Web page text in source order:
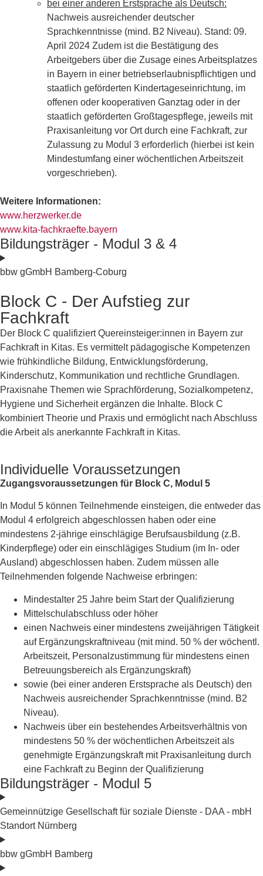
bei einer anderen Erstsprache als Deutsch:
Nachweis ausreichender deutscher
Sprachkenntnisse (mind. B2 Niveau). Stand: 09.
April 2024 Zudem ist die Bestätigung des
Arbeitgebers über die Zusage eines Arbeitsplatzes
in Bayern in einer betriebserlaubnispflichtigen und
staatlich geförderten Kindertageseinrichtung, im
offenen oder kooperativen Ganztag oder in der
staatlich geförderten Großtagespflege, jeweils mit
Praxisanleitung vor Ort durch eine Fachkraft, zur
Zulassung zu Modul 3 erforderlich (hierbei ist kein
Mindestumfang einer wöchentlichen Arbeitszeit
vorgeschrieben).
Weitere Informationen:
www.herzwerker.de
www.kita-fachkraefte.bayern
Bildungsträger - Modul 3 & 4
bbw gGmbH Bamberg-Coburg
Block C - Der Aufstieg zur
Fachkraft
Der Block C qualifiziert Quereinsteiger:innen in Bayern zur
Fachkraft in Kitas. Es vermittelt pädagogische Kompetenzen
wie frühkindliche Bildung, Entwicklungsförderung,
Kinderschutz, Kommunikation und rechtliche Grundlagen.
Praxisnahe Themen wie Sprachförderung, Sozialkompetenz,
Hygiene und Sicherheit ergänzen die Inhalte. Block C
kombiniert Theorie und Praxis und ermöglicht nach Abschluss
die Arbeit als anerkannte Fachkraft in Kitas.
Individuelle Voraussetzungen
Zugangsvoraussetzungen für Block C, Modul 5
In Modul 5 können Teilnehmende einsteigen, die entweder das
Modul 4 erfolgreich abgeschlossen haben oder eine
mindestens 2-jährige einschlägige Berufsausbildung (z.B.
Kinderpflege) oder ein einschlägiges Studium (im In- oder
Ausland) abgeschlossen haben. Zudem müssen alle
Teilnehmenden folgende Nachweise erbringen:
Mindestalter 25 Jahre beim Start der Qualifizierung
Mittelschulabschluss oder höher
einen Nachweis einer mindestens zweijährigen Tätigkeit
auf Ergänzungskraftniveau (mit mind. 50 % der wöchentl.
Arbeitszeit, Personalzustimmung für mindestens einen
Betreuungsbereich als Ergänzungskraft)
sowie (bei einer anderen Erstsprache als Deutsch) den
Nachweis ausreichender Sprachkenntnisse (mind. B2
Niveau).
Nachweis über ein bestehendes Arbeitsverhältnis von
mindestens 50 % der wöchentlichen Arbeitszeit als
genehmigte Ergänzungskraft mit Praxisanleitung durch
eine Fachkraft zu Beginn der Qualifizierung
Bildungsträger - Modul 5
Gemeinnützige Gesellschaft für soziale Dienste - DAA - mbH
Standort Nürnberg
bbw gGmbH Bamberg